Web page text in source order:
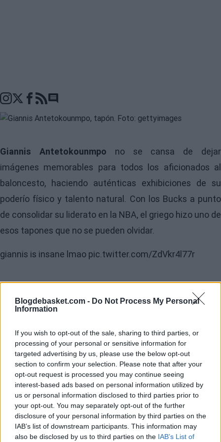
Blogdebasket.com - Do Not Process My Personal
Information
If you wish to opt-out of the sale, sharing to third parties, or
processing of your personal or sensitive information for
targeted advertising by us, please use the below opt-out
section to confirm your selection. Please note that after your
opt-out request is processed you may continue seeing
interest-based ads based on personal information utilized by
us or personal information disclosed to third parties prior to
your opt-out. You may separately opt-out of the further
disclosure of your personal information by third parties on the
IAB’s list of downstream participants. This information may
also be disclosed by us to third parties on the IAB’s List of
Go to comments seciton
Giannis Antetokounmpo no se cansa de dejar
imágenes memorables para todos los aficionados al
baloncesto, haciendo auténticas exhibiciones de su
poderío físico y talento natural. Con los Bucks a punto
de consolidar su liderato en la NBA, el griego hizo uno de
esos tapones que no se pueden olvidar.
giannis is insane lmao pic.twitter.com/ZdVkr4l77r